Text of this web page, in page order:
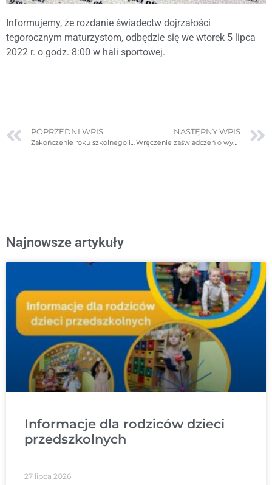
Informujemy, że rozdanie świadectw dojrzałości
tegorocznym maturzystom, odbędzie się we wtorek 5 lipca
2022 r. o godz. 8:00 w hali sportowej.
POPRZEDNI WPIS
Zakończenie roku szkolnego i festyn rodzinny
NASTĘPNY WPIS
Wręczenie zaświadczeń o wynikach egzaminu ósmoklasisty
Najnowsze artykuły
Informacje dla rodziców dzieci
przedszkolnych
27 lipca 2026